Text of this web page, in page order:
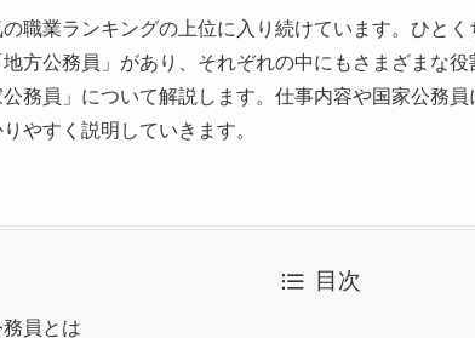
職業ランキングの上位に入り続けています。ひと
地方公務員」があり、それぞれの中にもさまざまな役
務員」について解説します。仕事内容や国家公務
やすく説明していきます。
目次
務員とは